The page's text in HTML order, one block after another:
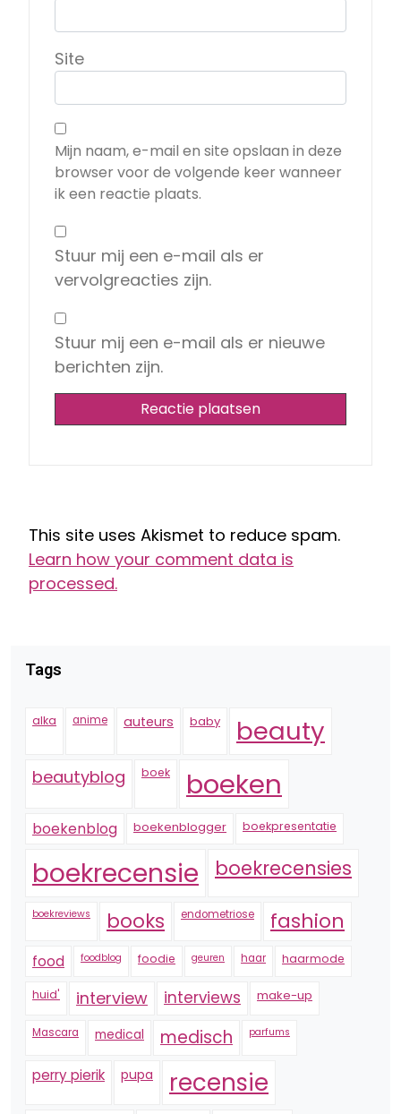
Site
Mijn naam, e-mail en site opslaan in deze
browser voor de volgende keer wanneer
ik een reactie plaats.
Stuur mij een e-mail als er
vervolgreacties zijn.
Stuur mij een e-mail als er nieuwe
berichten zijn.
This site uses Akismet to reduce spam.
Learn how your comment data is
processed.
Tags
alka anime auteurs baby beauty
beautyblog boek boeken
boekenblog boekenblogger boekpresentatie
boekrecensie boekrecensies
boekreviews books endometriose fashion
food foodblog foodie geuren haar haarmode
huid' interview interviews make-up
Mascara medical medisch parfums
perry pierik pupa recensie